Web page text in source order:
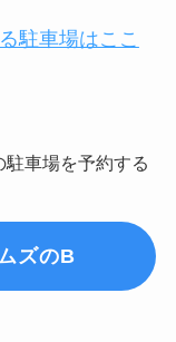
駐車場はここ
車場を予約する
ズのB